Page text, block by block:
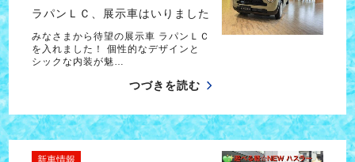
ラパンＬＣ、展示車はいりました
みなさまから待望の展示車 ラパンＬＣ
を入れました！ 個性的なデザインと
シックな内装が魅…
つづきを読む
新車情報